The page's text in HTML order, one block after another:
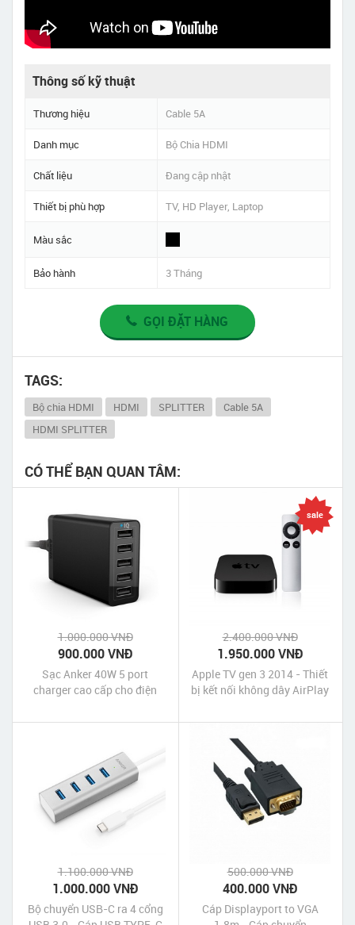
Thông số kỹ thuật
Thương hiệu Cable 5A
Danh mục Bộ Chia HDMI
Chất liệu Đang cập nhật
Thiết bị phù hợp TV, HD Player, Laptop
Màu sắc
Bảo hành 3 Tháng
GỌI ĐẶT HÀNG
TAGS:
Bộ chia HDMI HDMI SPLITTER
Cable 5A
HDMI SPLITTER
CÓ THỂ BẠN QUAN TÂM:
1.000.000 VNĐ
900.000 VNĐ
Sạc Anker 40W 5 port
charger cao cấp cho điện
2.400.000 VNĐ
1.950.000 VNĐ
Apple TV gen 3 2014 - Thiết
bị kết nối không dây AirPlay
chiếu
sale
1.100.000 VNĐ
1.000.000 VNĐ
Bộ chuyển USB-C ra 4 cổng
500.000 VNĐ
400.000 VNĐ
Cáp Displayport to VGA